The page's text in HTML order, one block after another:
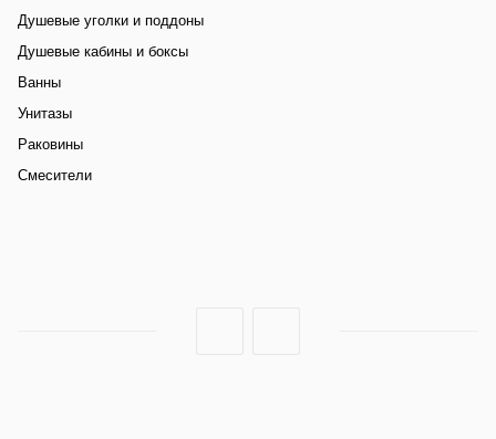
Душевые уголки и поддоны
Душевые кабины и боксы
Ванны
Унитазы
Раковины
Смесители